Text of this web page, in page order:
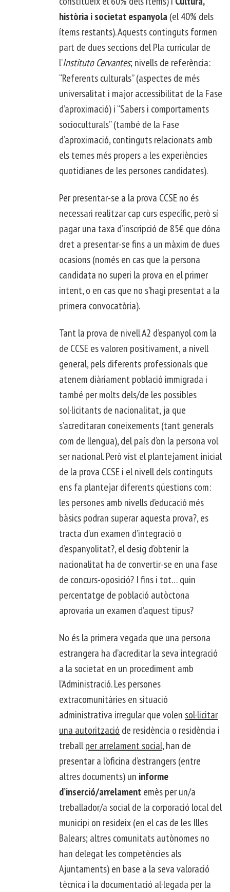
història i societat espanyola(el 40% dels
ítems restants). Aquests continguts formen
part de dues seccions del Pla curricular de
l’Instituto Cervantes; nivells de referència:
“Referents culturals” (aspectes de més
universalitat i major accessibilitat de la Fase
d’aproximació) i “Sabers i comportaments
socioculturals” (també de la Fase
d’aproximació, continguts relacionats amb
els temes més propers a les experiències
quotidianes de les persones candidates).
Per presentar-se a la prova CCSE no és
necessari realitzar cap curs específic, però sí
pagar una taxa d’inscripció de 85€ que dóna
dret a presentar-se fins a un màxim de dues
ocasions (només en cas que la persona
candidata no superi la prova en el primer
intent, o en cas que no s’hagi presentat a la
primera convocatòria).
Tant la prova de nivell A2 d’espanyol com la
de CCSE es valoren positivament, a nivell
general, pels diferents professionals que
atenem diàriament població immigrada i
també per molts dels/de les possibles
sol·licitants de nacionalitat, ja que
s’acreditaran coneixements (tant generals
com de llengua), del país d’on la persona vol
ser nacional. Però vist el plantejament inicial
de la prova CCSE i el nivell dels continguts
ens fa plantejar diferents qüestions com:
les persones amb nivells d’educació més
bàsics podran superar aquesta prova?, es
tracta d’un examen d’integració o
d’espanyolitat?, el desig d’obtenir la
nacionalitat ha de convertir-se en una fase
de concurs-oposició? I fins i tot… quin
percentatge de població autòctona
aprovaria un examen d’aquest tipus?
No és la primera vegada que una persona
estrangera ha d’acreditar la seva integració
a la societat en un procediment amb
l’Administració. Les persones
extracomunitàries en situació
administrativa irregular que volen sol·licitar
una autorització de residència o residència i
treballper arrelament social, han de
presentar a l’oficina d’estrangers (entre
altres documents) un informe
d’inserció/arrelament emès per un/a
treballador/a social de la corporació local del
municipi on resideix (en el cas de les Illes
Balears; altres comunitats autònomes no
han delegat les competències als
Ajuntaments) en base a la seva valoració
tècnica i la documentació al·legada per la